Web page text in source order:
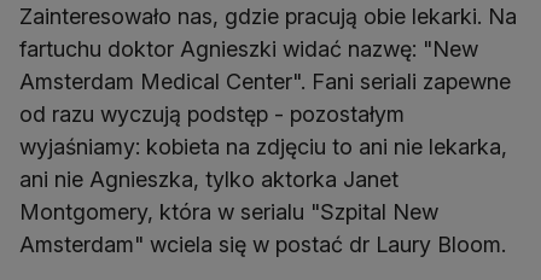
Zainteresowało nas, gdzie pracują obie lekarki. Na
fartuchu doktor Agnieszki widać nazwę: "New
Amsterdam Medical Center". Fani seriali zapewne
od razu wyczują podstęp - pozostałym
wyjaśniamy: kobieta na zdjęciu to ani nie lekarka,
ani nie Agnieszka, tylko aktorka Janet
Montgomery, która w serialu "Szpital New
Amsterdam" wciela się w postać dr Laury Bloom.